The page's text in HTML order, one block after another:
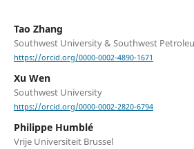
Tao Zhang
Southwest University & Southwest
https://orcid.org/0000-0002-4890-1671
Xu Wen
Southwest University
https://orcid.org/0000-0002-2820-6794
Philippe Humblé
Vrije Universiteit Brussel